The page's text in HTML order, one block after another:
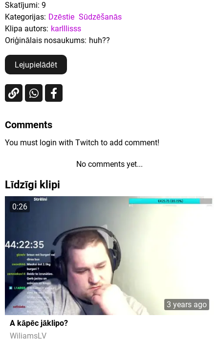
Skatījumi: 9
Kategorijas: Dzēstie Sūdzēšanās
Klipa autors: karlllisss
Oriģinālais nosaukums: huh??
Lejupielādēt
Comments
You must login with Twitch to add comment!
No comments yet...
Līdzīgi klipi
0:26
3 years ago
A kāpēc jāklipo?
WiliamsLV